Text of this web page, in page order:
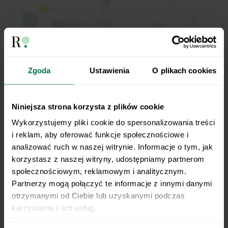
Zgoda Ustawienia O plikach cookies
Niniejsza strona korzysta z plików cookie
Wykorzystujemy pliki cookie do spersonalizowania treści
i reklam, aby oferować funkcje społecznościowe i
analizować ruch w naszej witrynie. Informacje o tym, jak
korzystasz z naszej witryny, udostępniamy partnerom
społecznościowym, reklamowym i analitycznym.
Partnerzy mogą połączyć te informacje z innymi danymi
otrzymanymi od Ciebie lub uzyskanymi podczas
korzystania z ich usług.